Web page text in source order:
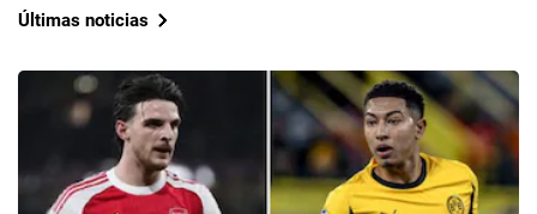
Últimas noticias